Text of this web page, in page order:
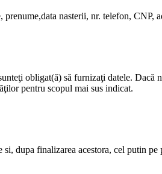
nasterii, nr. telefon, CNP,
obligat(ă) să furnizaţi datele. Dacă
pentru scopul mai sus indicat.
dupa finalizarea acestora, cel putin